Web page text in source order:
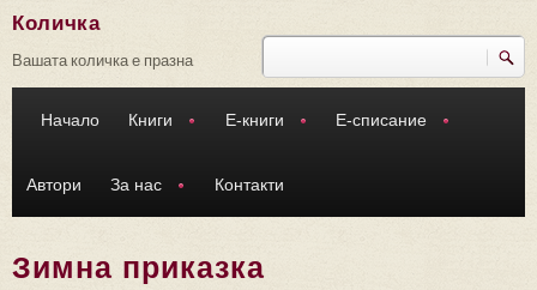
Търси
Количка
Вашата количка е празна
Начало Книги Е-книги Е-списание
Автори За нас Контакти
Зимна приказка